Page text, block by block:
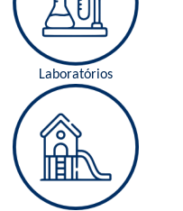
Laboratórios